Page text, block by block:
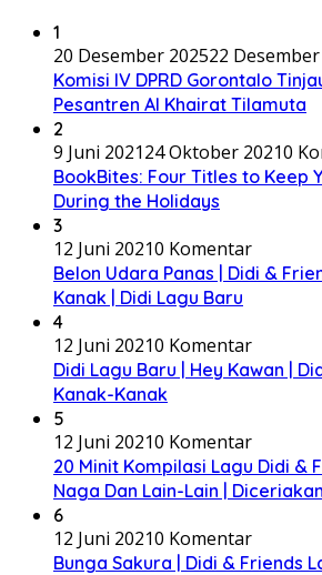
1
20 Desember 202522
Komisi IV DPRD Gorontalo
Pesantren Al Khairat Tilamuta
2
9 Juni 202124 Oktober 20210
BookBites: Four Titles to Keep
During the Holidays
3
12 Juni 20210 Komentar
Belon Udara Panas | Didi &
Kanak | Didi Lagu Baru
4
12 Juni 20210 Komentar
Didi Lagu Baru | Hey Kawan |
Kanak-Kanak
5
12 Juni 20210 Komentar
20 Minit Kompilasi Lagu Didi &
Naga Dan Lain-Lain |
6
12 Juni 20210 Komentar
Bunga Sakura | Didi & Friends